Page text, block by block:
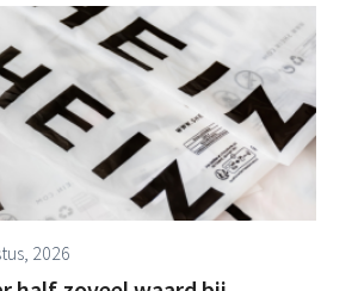
hiermee niet eindigt.
2026